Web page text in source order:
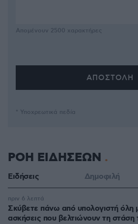
Απομένουν 2500 χαρακτήρες
* Υποχρεωτικά πεδία
ΡΟΗ ΕΙΔΗΣΕΩΝ
Ειδήσεις Δημοφιλή
Σκύβετε πάνω από υπολογιστή όλη
ασκήσεις που βελτιώνουν τη
πριν 6 λεπτά